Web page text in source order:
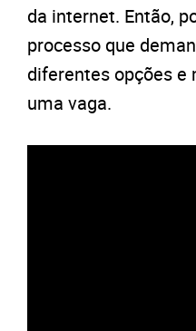
da internet. Então,
processo que
diferentes opções e
uma vaga.